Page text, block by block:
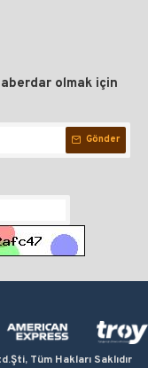
olmak için
Gönder
Tüm Hakları Saklıdır